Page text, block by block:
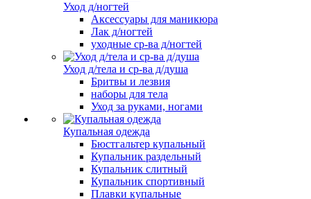
Уход д/ногтей
Аксессуары для маникюра
Лак д/ногтей
уходные ср-ва д/ногтей
Уход д/тела и ср-ва д/душа
Бритвы и лезвия
наборы для тела
Уход за руками, ногами
Купальная одежда
Бюстгальтер купальный
Купальник раздельный
Купальник слитный
Купальник спортивный
Плавки купальные